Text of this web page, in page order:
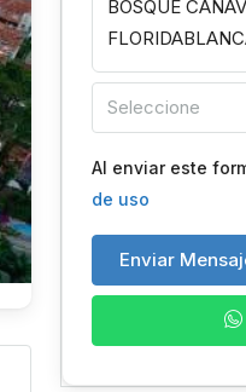
Seleccione
Al enviar este
de uso
Enviar